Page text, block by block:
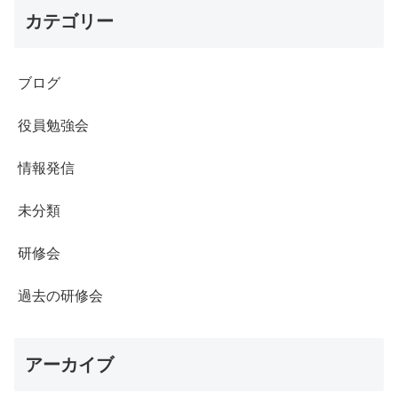
カテゴリー
ブログ
役員勉強会
情報発信
未分類
研修会
過去の研修会
アーカイブ